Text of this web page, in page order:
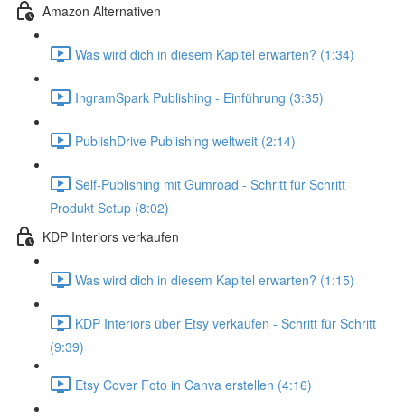
Amazon Alternativen
Was wird dich in diesem Kapitel erwarten? (1:34)
IngramSpark Publishing - Einführung (3:35)
PublishDrive Publishing weltweit (2:14)
Self-Publishing mit Gumroad - Schritt für Schritt
Produkt Setup (8:02)
KDP Interiors verkaufen
Was wird dich in diesem Kapitel erwarten? (1:15)
KDP Interiors über Etsy verkaufen - Schritt für Schritt
(9:39)
Etsy Cover Foto in Canva erstellen (4:16)